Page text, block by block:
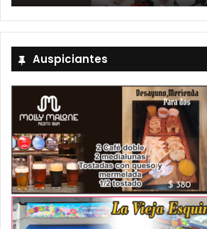
Auspiciantes